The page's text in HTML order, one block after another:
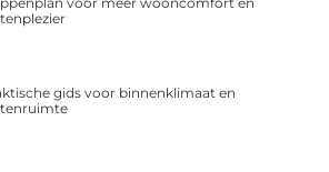
gids voor binnenklimaat en